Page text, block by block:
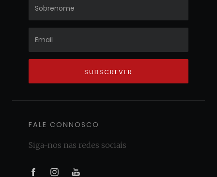
FALE CONNOSCO
Siga-nos nas redes sociais
1 2 3